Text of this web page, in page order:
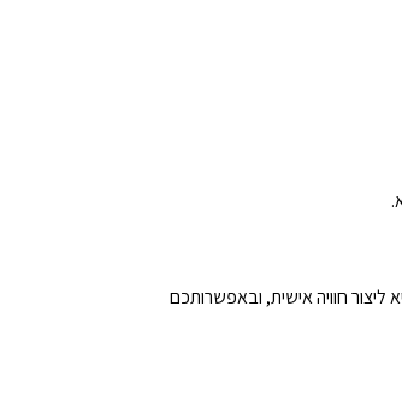
חוויה אישית, ובאפשרותכם